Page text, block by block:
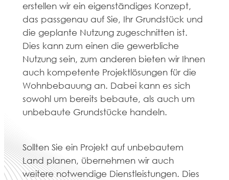
erstellen wir ein eigenständiges Konzept,
das passgenau auf Sie, Ihr Grundstück und
die geplante Nutzung zugeschnitten ist.
Dies kann zum einen die gewerbliche
Nutzung sein, zum anderen bieten wir Ihnen
auch kompetente Projektlösungen für die
Wohnbebauung an. Dabei kann es sich
sowohl um bereits bebaute, als auch um
unbebaute Grundstücke handeln.
Sollten Sie ein Projekt auf unbebautem
Land planen, übernehmen wir auch
weitere notwendige Dienstleistungen. Dies